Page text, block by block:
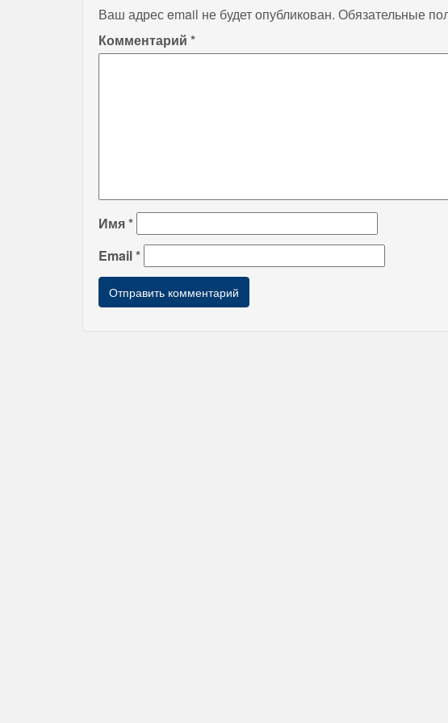
Ваш адрес email не будет опубликован. Обязательные
Комментарий *
Имя*
Email*